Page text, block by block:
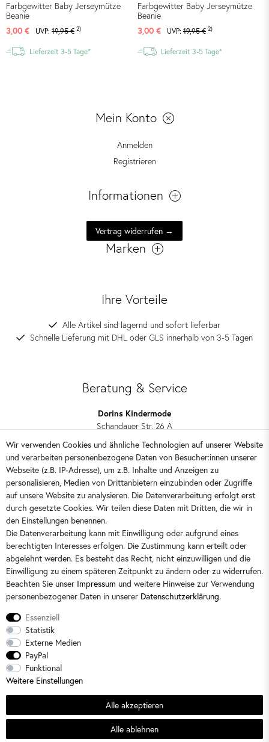
Farbgewitter Baby Jerseymütze
Beanie
3,00 €
UVP: 19,95 € 2)
Lieferzeit 3-5 Tage*
Farbgewitter Baby Jerseymütze
Beanie
3,00 €
UVP: 19,95 € 2)
Lieferzeit 3-5 Tage*
Mein Konto
Anmelden
Registrieren
Informationen
Vertrag widerrufen →
Marken
Ihre Vorteile
Alle Artikel sind lagernd und sofort lieferbar
Schnelle Lieferung mit DHL oder GLS innerhalb von 3-5 Tagen
Beratung & Service
Dorins Kindermode
Schandauer Str. 26 A
01309 Dresden
0351 28708090
kontakt@dorins-kindermode.de
Sie erreichen uns: Montag - Freitag 9 - 16 Uhr
Alle Preise sind inkl. der gesetzlichen Mehrwertsteuer und zzgl.
© 2026 Dorins Kindermode / Alle Rechte vorbehalten. /
Sommerschlussverkauf
Wir verwenden Cookies und ähnliche Technologien auf unserer Website
und verarbeiten personenbezogene Daten von Besucher:innen unserer
Webseite (z.B. IP-Adresse), um z.B. Inhalte und Anzeigen zu
personalisieren, Medien von Drittanbietern einzubinden oder Zugriffe
auf unsere Website zu analysieren. Die Datenverarbeitung erfolgt erst
durch gesetzte Cookies. Wir teilen diese Daten mit Dritten, die wir in
den Einstellungen benennen.
Die Datenverarbeitung kann mit Einwilligung oder aufgrund eines
berechtigten Interesses erfolgen. Die Zustimmung kann erteilt oder
abgelehnt werden. Es besteht das Recht, nicht einzuwilligen und die
Einwilligung zu einem späteren Zeitpunkt zu ändern oder zu widerrufen.
Beachten Sie unser Impressum und weitere Hinweise zur Verwendung
personenbezogener Daten in unserer Daten­schutz­erklärung.
Essenziell
Statistik
Externe Medien
PayPal
Funktional
Weitere Einstellungen
Alle akzeptieren
Alle ablehnen